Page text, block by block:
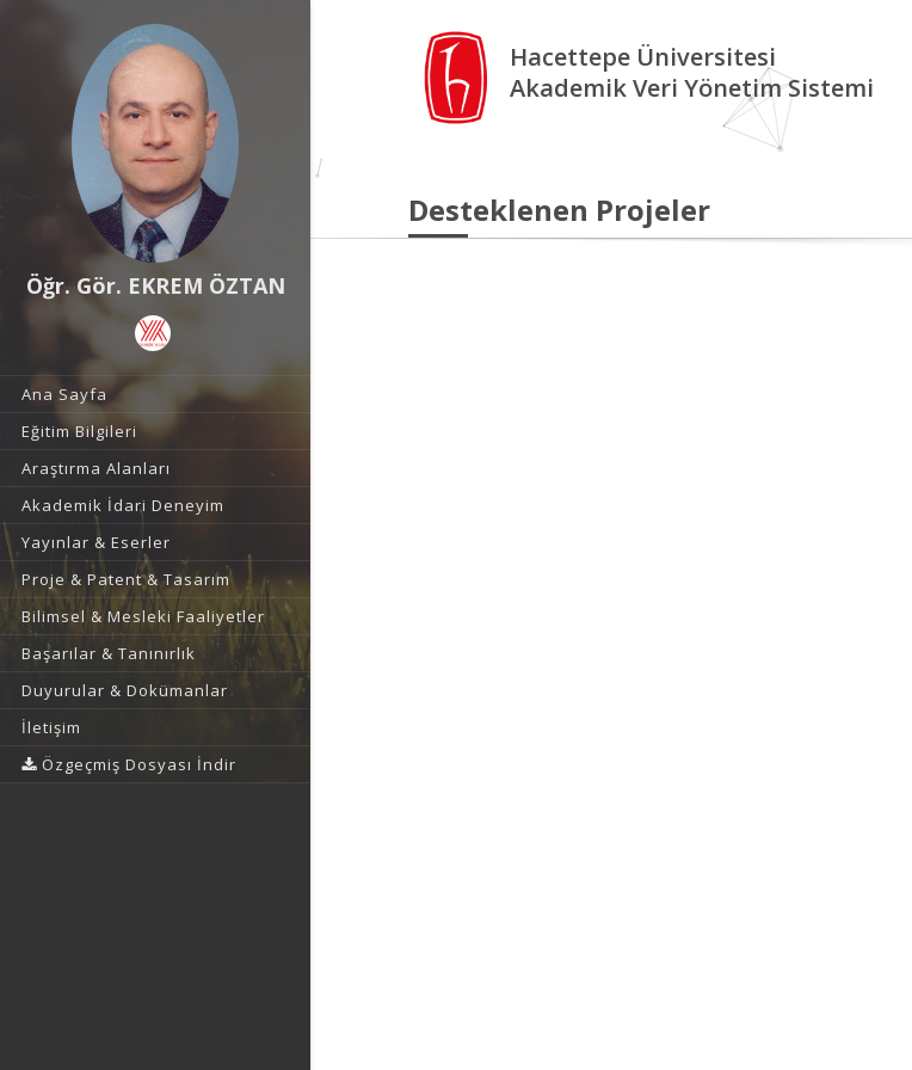
Öğr. Gör. EKREM ÖZTAN
Ana Sayfa
Eğitim Bilgileri
Araştırma Alanları
Akademik İdari Deneyim
Yayınlar & Eserler
Proje & Patent & Tasarım
Bilimsel & Mesleki Faaliyetler
Başarılar & Tanınırlık
Duyurular & Dokümanlar
İletişim
Özgeçmiş Dosyası İndir
Hacettepe Üniversitesi
Akademik Veri Yönetim Sistemi
Desteklenen Projeler